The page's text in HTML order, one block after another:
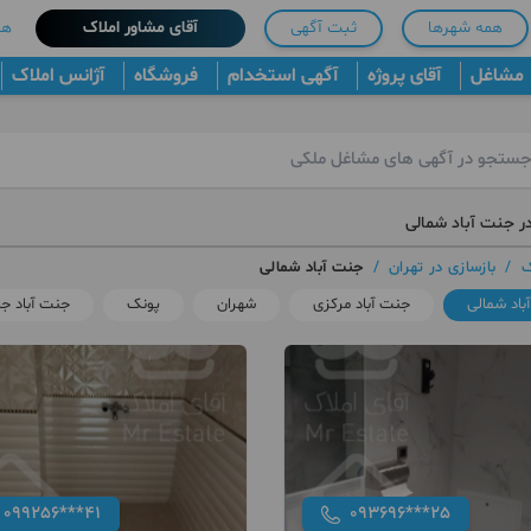
همه شهرها ثبت آگهی آقای مشاور املاک
مشاغل آقای پروژه آگهی استخدام فروشگاه آژانس املاک
جنت آباد شمالی
/ بازسازی در تهران / جنت آباد شمالی
شمالی
جنت آباد مرکزی شهران پونک جنت آباد
093696***25
099256***41